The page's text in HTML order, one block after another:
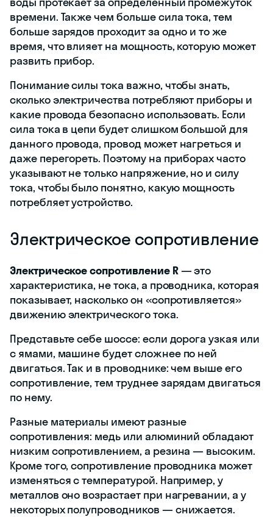
времени. Также чем больше сила тока, тем
больше зарядов проходит за одно и то же
время, что влияет на мощность, которую может
развить прибор.
Понимание силы тока важно, чтобы знать,
сколько электричества потребляют приборы и
какие провода безопасно использовать. Если
сила тока в цепи будет слишком большой для
данного провода, провод может нагреться и
даже перегореть. Поэтому на приборах часто
указывают не только напряжение, но и силу
тока, чтобы было понятно, какую мощность
потребляет устройство.
Электрическое сопротивление
Электрическое сопротивление R— это
характеристика, не тока, а проводника, которая
показывает, насколько он «сопротивляется»
движению электрического тока.
Представьте себе шоссе: если дорога узкая или
с ямами, машине будет сложнее по ней
двигаться. Так и в проводнике: чем выше его
сопротивление, тем труднее зарядам двигаться
по нему.
Разные материалы имеют разные
сопротивления: медь или алюминий обладают
низким сопротивлением, а резина — высоким.
Кроме того, сопротивление проводника может
изменяться с температурой. Например, у
металлов оно возрастает при нагревании, а у
некоторых полупроводников — снижается.